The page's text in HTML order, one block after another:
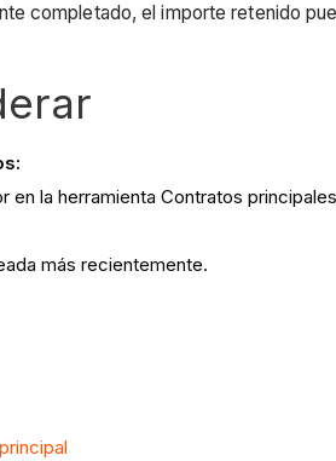
completado, el importe retenido
en la herramienta Contratos
más recientemente.